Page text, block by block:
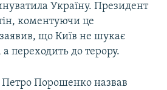
Україну. Президент
коментуючи це
що Київ не шукає
переходить до терору.
Порошенко назвав